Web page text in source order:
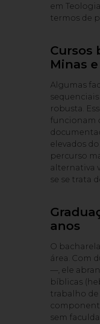
em
termos de
Cursos
Minas
Algumas
robusta.
funcionam
elevados
percurso
alternativa
se se trata
anos
O
área. Com
—, ele
bíblicas
trabalho de
sem